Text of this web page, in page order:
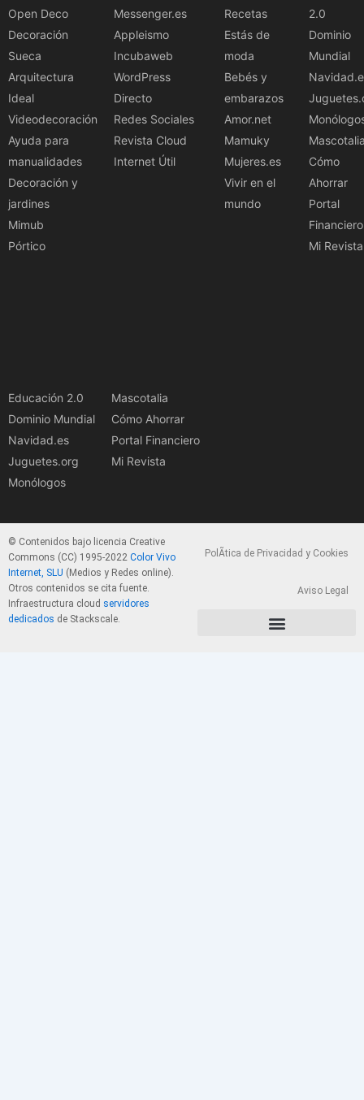
Open Deco
Decoración
Sueca
Arquitectura
Ideal
Videodecoración
Ayuda para
manualidades
Decoración y
jardines
Mimub
Pórtico
Messenger.es
Appleismo
Incubaweb
WordPress
Directo
Redes Sociales
Revista Cloud
Internet Útil
Recetas
Estás de
moda
Bebés y
embarazos
Amor.net
Mamuky
Mujeres.es
Vivir en el
mundo
2.0
Dominio
Mundial
Cómo
Ahorrar
Portal
Financiero
Mi Revista
Educación 2.0
Dominio Mundial
Navidad.es
Juguetes.org
Monólogos
Mascotalia
Cómo Ahorrar
Portal Financiero
Mi Revista
© Contenidos bajo licencia Creative
Commons (CC) 1995-2022 Color Vivo
Internet, SLU (Medios y Redes online).
Otros contenidos se cita fuente.
Infraestructura cloud servidores
dedicados de Stackscale.
PolÃ­tica de Privacidad y Cookies
Aviso Legal